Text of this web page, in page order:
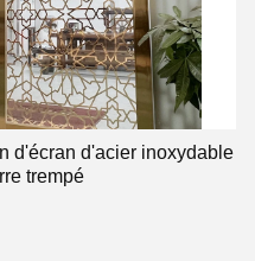
d'écran d'acier inoxydable
trempé